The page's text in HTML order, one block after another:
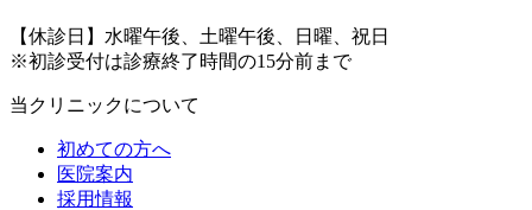
【休診日】水曜午後、土曜午後、日曜、祝日
※初診受付は診療終了時間の15分前まで
当クリニックについて
初めての方へ
医院案内
採用情報